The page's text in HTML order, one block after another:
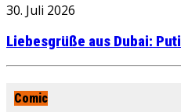
30. Juli 2026
Liebesgrüße aus Dubai:
Comic